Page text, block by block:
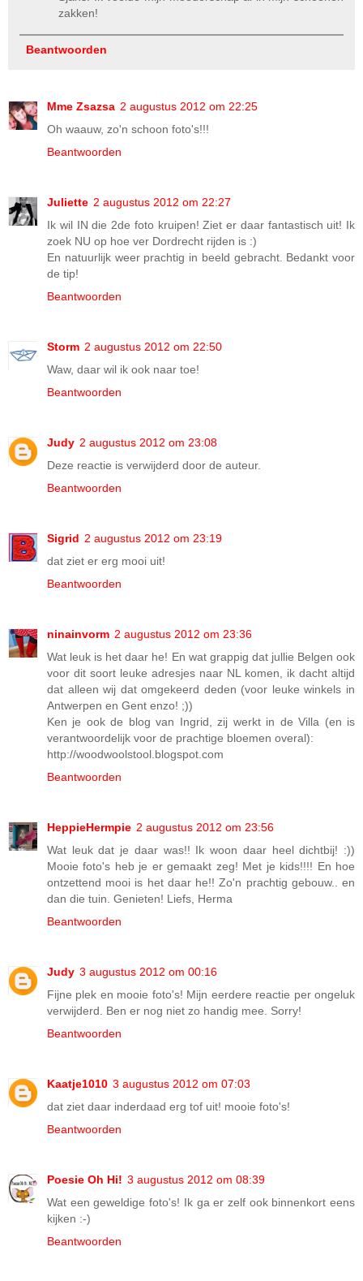
zakken!
Beantwoorden
Mme Zsazsa 2 augustus 2012 om 22:25
Oh waauw, zo'n schoon foto's!!!
Beantwoorden
Juliette 2 augustus 2012 om 22:27
Ik wil IN die 2de foto kruipen! Ziet er daar fantastisch uit! Ik
zoek NU op hoe ver Dordrecht rijden is :)
En natuurlijk weer prachtig in beeld gebracht. Bedankt voor
de tip!
Beantwoorden
Storm 2 augustus 2012 om 22:50
Waw, daar wil ik ook naar toe!
Beantwoorden
Judy 2 augustus 2012 om 23:08
Deze reactie is verwijderd door de auteur.
Beantwoorden
Sigrid 2 augustus 2012 om 23:19
dat ziet er erg mooi uit!
Beantwoorden
ninainvorm 2 augustus 2012 om 23:36
Wat leuk is het daar he! En wat grappig dat jullie Belgen ook
voor dit soort leuke adresjes naar NL komen, ik dacht altijd
dat alleen wij dat omgekeerd deden (voor leuke winkels in
Antwerpen en Gent enzo! ;))
Ken je ook de blog van Ingrid, zij werkt in de Villa (en is
verantwoordelijk voor de prachtige bloemen overal):
http://woodwoolstool.blogspot.com
Beantwoorden
HeppieHermpie 2 augustus 2012 om 23:56
Wat leuk dat je daar was!! Ik woon daar heel dichtbij! :))
Mooie foto's heb je er gemaakt zeg! Met je kids!!!! En hoe
ontzettend mooi is het daar he!! Zo'n prachtig gebouw.. en
dan die tuin. Genieten! Liefs, Herma
Beantwoorden
Judy 3 augustus 2012 om 00:16
Fijne plek en mooie foto's! Mijn eerdere reactie per ongeluk
verwijderd. Ben er nog niet zo handig mee. Sorry!
Beantwoorden
Kaatje1010 3 augustus 2012 om 07:03
dat ziet daar inderdaad erg tof uit! mooie foto's!
Beantwoorden
Poesie Oh Hi! 3 augustus 2012 om 08:39
Wat een geweldige foto's! Ik ga er zelf ook binnenkort eens
kijken :-)
Beantwoorden